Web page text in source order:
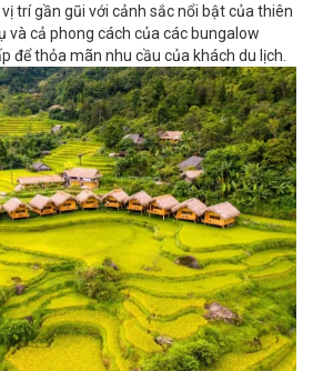
trí gần gũi với cảnh sắc nổi bật của thiên
và cả phong cách của các bungalow
để thỏa mãn nhu cầu của khách du lịch.